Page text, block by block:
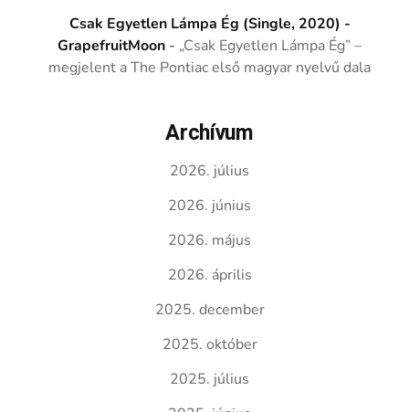
Csak Egyetlen Lámpa Ég (Single, 2020) -
GrapefruitMoon - „Csak Egyetlen Lámpa Ég” –
megjelent a The Pontiac első magyar nyelvű dala
Archívum
2026. július
2026. június
2026. május
2026. április
2025. december
2025. október
2025. július